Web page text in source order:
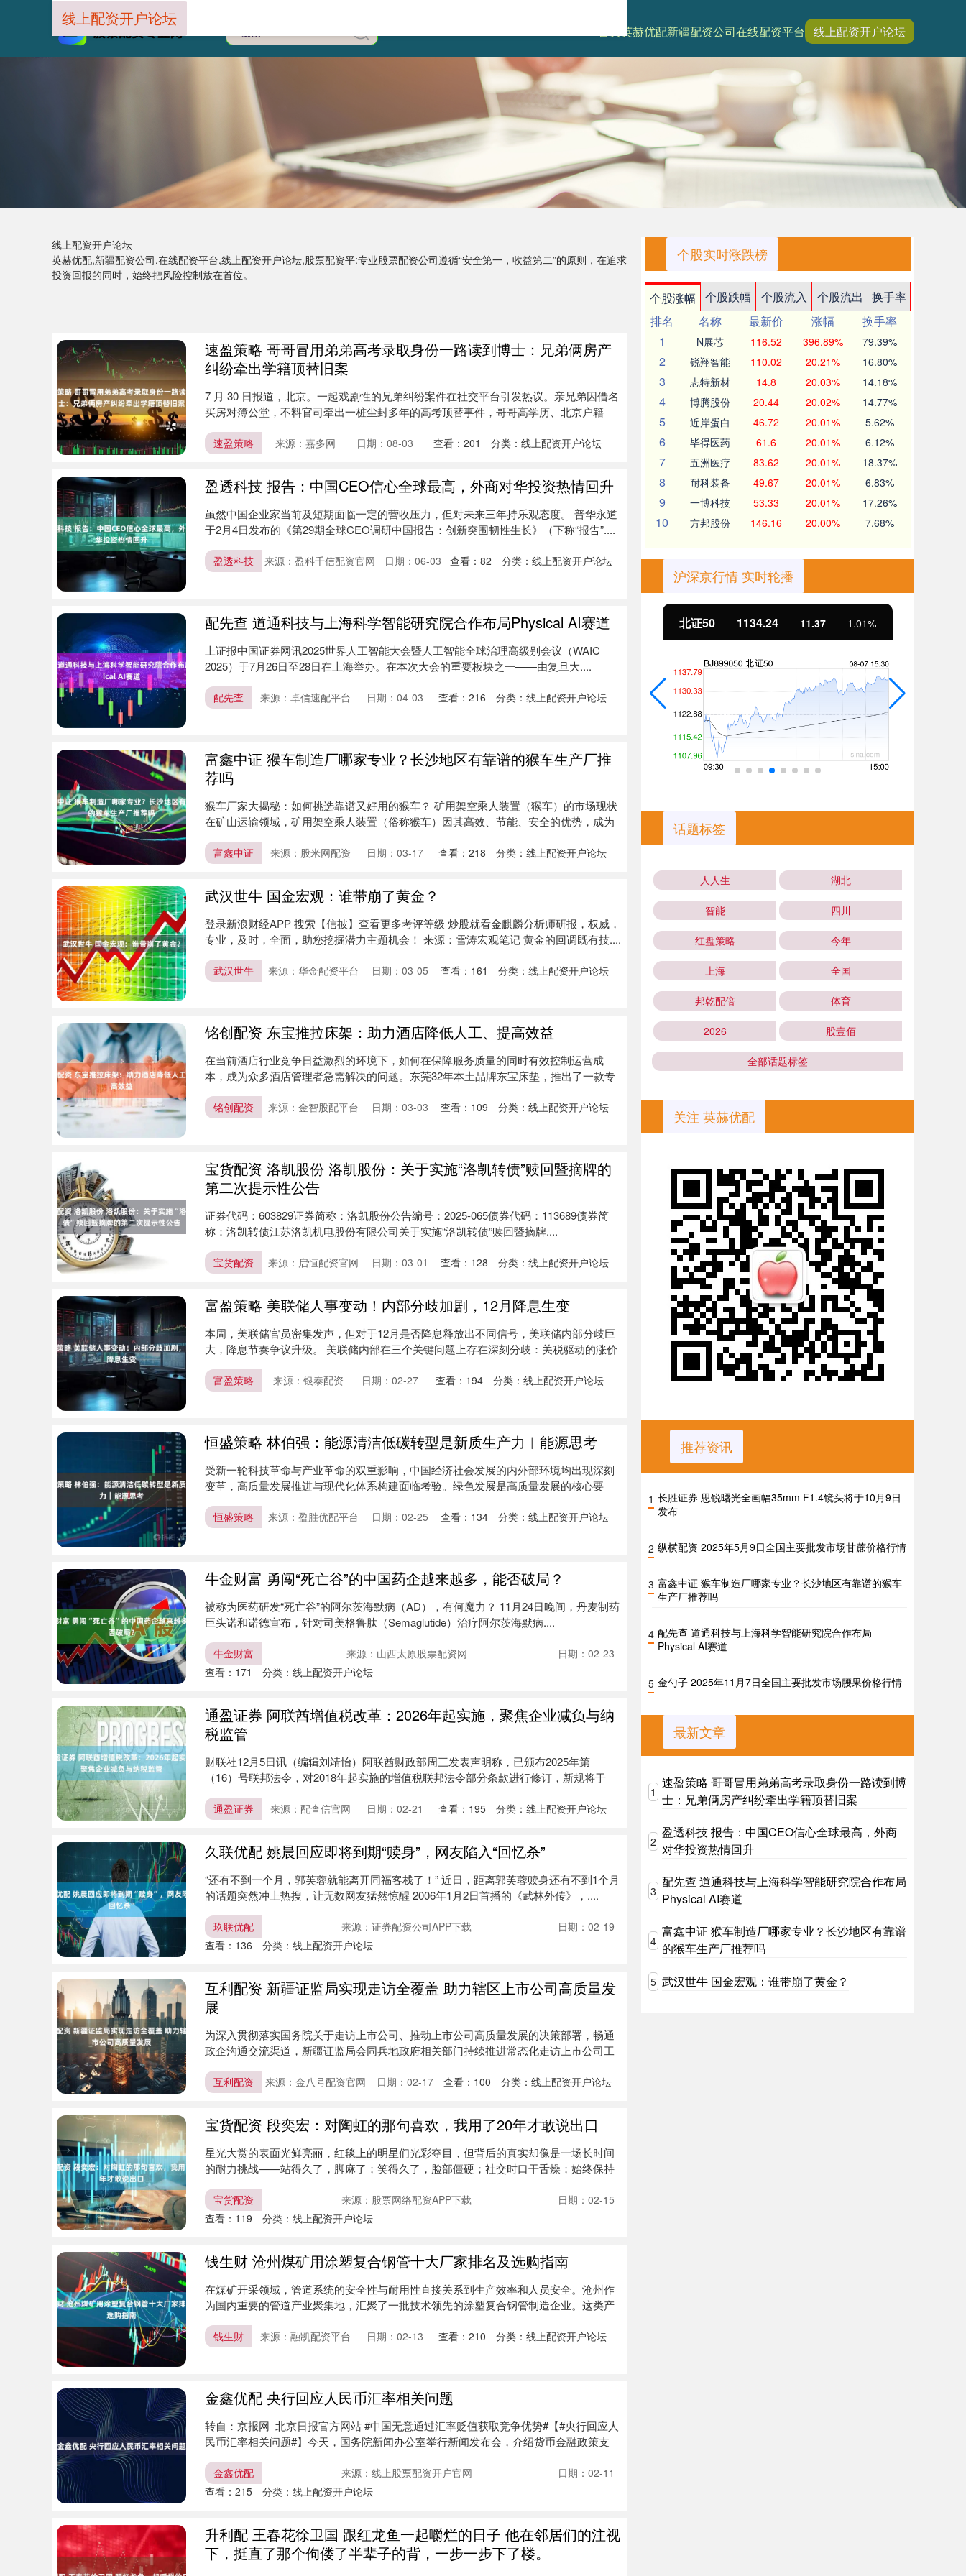
英赫优配新疆配资公司在线配资平台 线上配资开户论坛
线上配资开户论坛
英赫优配,新疆配资公司,在线配资平台,线上配资开户论坛,股票配资平:专业股票配资公司遵循“安全第一，收益第二”的原则，在追求
投资回报的同时，始终把风险控制放在首位。
线上配资开户论坛
速盈策略 哥哥冒用弟弟高考录取身份一路读到博士：兄弟俩房产
纠纷牵出学籍顶替旧案
7 月 30 日报道，北京。一起戏剧性的兄弟纠纷案件在社交平台引发热议。亲兄弟因借名
买房对簿公堂，不料官司牵出一桩尘封多年的高考顶替事件，哥哥高学历、北京户籍
速盈策略 来源：嘉多网 日期：08-03 查看： 201 分类： 线上配资开户论坛
盈透科技 报告：中国CEO信心全球最高，外商对华投资热情回升
虽然中国企业家当前及短期面临一定的营收压力，但对未来三年持乐观态度。 普华永道
于2月4日发布的《第29期全球CEO调研中国报告：创新突围韧性生长》（下称“报告”....
盈透科技 来源：盈科千信配资官网 日期：06-03 查看：82 分类：线上配资开户论坛
配先查 道通科技与上海科学智能研究院合作布局Physical AI赛道
上证报中国证券网讯2025世界人工智能大会暨人工智能全球治理高级别会议（WAIC
2025）于7月26日至28日在上海举办。在本次大会的重要板块之一——由复旦大....
配先查 来源：卓信速配平台 日期：04-03 查看： 216 分类： 线上配资开户论坛
富鑫中证 猴车制造厂哪家专业？长沙地区有靠谱的猴车生产厂推
荐吗
猴车厂家大揭秘：如何挑选靠谱又好用的猴车？ 矿用架空乘人装置（猴车）的市场现状
在矿山运输领域，矿用架空乘人装置（俗称猴车）因其高效、节能、安全的优势，成为
富鑫中证 来源：股米网配资 日期：03-17 查看： 218 分类： 线上配资开户论坛
武汉世牛 国金宏观：谁带崩了黄金？
登录新浪财经APP 搜索【信披】查看更多考评等级 炒股就看金麒麟分析师研报，权威，
专业，及时，全面，助您挖掘潜力主题机会！ 来源：雪涛宏观笔记 黄金的回调既有技....
武汉世牛 来源：华金配资平台 日期：03-05 查看： 161 分类：线上配资开户论坛
铭创配资 东宝推拉床架：助力酒店降低人工、提高效益
在当前酒店行业竞争日益激烈的环境下，如何在保障服务质量的同时有效控制运营成
本，成为众多酒店管理者急需解决的问题。东莞32年本土品牌东宝床垫，推出了一款专
铭创配资 来源：金智股配平台 日期：03-03 查看： 109 分类：线上配资开户论坛
宝货配资 洛凯股份 洛凯股份：关于实施“洛凯转债”赎回暨摘牌的
第二次提示性公告
证券代码：603829证券简称：洛凯股份公告编号：2025-065债券代码：113689债券简
称：洛凯转债江苏洛凯机电股份有限公司关于实施“洛凯转债”赎回暨摘牌....
宝货配资 来源：启恒配资官网 日期：03-01 查看： 128 分类：线上配资开户论坛
富盈策略 美联储人事变动！内部分歧加剧，12月降息生变
本周，美联储官员密集发声，但对于12月是否降息释放出不同信号，美联储内部分歧巨
大，降息节奏争议升级。 美联储内部在三个关键问题上存在深刻分歧：关税驱动的涨价
富盈策略 来源：银泰配资 日期：02-27 查看： 194 分类：线上配资开户论坛
恒盛策略 林伯强：能源清洁低碳转型是新质生产力︱能源思考
受新一轮科技革命与产业革命的双重影响，中国经济社会发展的内外部环境均出现深刻
变革，高质量发展推进与现代化体系构建面临考验。绿色发展是高质量发展的核心要
恒盛策略 来源：盈胜优配平台 日期：02-25 查看： 134 分类：线上配资开户论坛
牛金财富 勇闯“死亡谷”的中国药企越来越多，能否破局？
被称为医药研发“死亡谷”的阿尔茨海默病（AD），有何魔力？ 11月24日晚间，丹麦制药
巨头诺和诺德宣布，针对司美格鲁肽（Semaglutide）治疗阿尔茨海默病....
牛金财富 来源：山西太原股票配资网
日期：02-23
查看： 171 分类： 线上配资开户论坛
通盈证券 阿联酋增值税改革：2026年起实施，聚焦企业减负与纳
税监管
财联社12月5日讯（编辑刘靖怡）阿联酋财政部周三发表声明称，已颁布2025年第
（16）号联邦法令，对2018年起实施的增值税联邦法令部分条款进行修订，新规将于
通盈证券 来源：配查信官网 日期：02-21 查看： 195 分类： 线上配资开户论坛
久联优配 姚晨回应即将到期“赎身”，网友陷入“回忆杀”
“还有不到一个月，郭芙蓉就能离开同福客栈了！” 近日，距离郭芙蓉赎身还有不到1个月
的话题突然冲上热搜，让无数网友猛然惊醒 2006年1月2日首播的《武林外传》，....
玖联优配 来源：证券配资公司APP下载
日期：02-19
查看： 136 分类： 线上配资开户论坛
互利配资 新疆证监局实现走访全覆盖 助力辖区上市公司高质量发
展
为深入贯彻落实国务院关于走访上市公司、推动上市公司高质量发展的决策部署，畅通
政企沟通交流渠道，新疆证监局会同兵地政府相关部门持续推进常态化走访上市公司工
互利配资 来源：金八号配资官网 日期：02-17 查看： 100 分类： 线上配资开户论坛
宝货配资 段奕宏：对陶虹的那句喜欢，我用了20年才敢说出口
星光大赏的表面光鲜亮丽，红毯上的明星们光彩夺目，但背后的真实却像是一场长时间
的耐力挑战——站得久了，脚麻了；笑得久了，脸部僵硬；社交时口干舌燥；始终保持
宝货配资 来源：股票网络配资APP下载
日期：02-15
查看： 119 分类： 线上配资开户论坛
钱生财 沧州煤矿用涂塑复合钢管十大厂家排名及选购指南
在煤矿开采领域，管道系统的安全性与耐用性直接关系到生产效率和人员安全。沧州作
为国内重要的管道产业聚集地，汇聚了一批技术领先的涂塑复合钢管制造企业。这类产
钱生财 来源：融凯配资平台 日期：02-13 查看： 210 分类： 线上配资开户论坛
金鑫优配 央行回应人民币汇率相关问题
转自：京报网_北京日报官方网站 #中国无意通过汇率贬值获取竞争优势#【#央行回应人
民币汇率相关问题#】今天，国务院新闻办公室举行新闻发布会，介绍货币金融政策支
金鑫优配 来源：线上股票配资开户官网
日期：02-11
查看： 215 分类： 线上配资开户论坛
升利配 王春花徐卫国 跟红龙鱼一起嚼烂的日子 他在邻居们的注视
下，挺直了那个佝偻了半辈子的背，一步一步下了楼。
个股实时涨跌榜
个股涨幅 个股跌幅 个股流入 个股流出
换手率
排名
名称 最新价 涨幅
换手率
1
N展芯 116.52 396.89% 79.39%
2 锐翔智能 110.02 20.21% 16.80%
3 志特新材 14.8 20.03% 14.18%
4 博腾股份 20.44 20.02% 14.77%
5 近岸蛋白 46.72 20.01% 5.62%
6 毕得医药 61.6 20.01% 6.12%
7 五洲医疗 83.62 20.01% 18.37%
8 耐科装备 49.67 20.01% 6.83%
9 一博科技 53.33 20.01% 17.26%
10 方邦股份 146.16 20.00% 7.68%
沪深京行情 实时轮播
1.02% 深证成指 14311.01 200.89 1.42% 沪深300 4694.44 43.13 0.93% 北证50 1134.24 11.37 1.01%
话题标签
人人生 湖北
智能 四川
红盘策略 今年
上海 全国
邦乾配倍 体育
2026 股壹佰
全部话题标签
关注 英赫优配
推荐资讯
1 长胜证券 思锐曙光全画幅35mm F1.4镜头将于10月9日
发布
2 纵横配资 2025年5月9日全国主要批发市场甘蔗价格行情
3 富鑫中证 猴车制造厂哪家专业？长沙地区有靠谱的猴车
生产厂推荐吗
4 配先查 道通科技与上海科学智能研究院合作布局
Physical AI赛道
5 金勺子 2025年11月7日全国主要批发市场腰果价格行情
最新文章
1
速盈策略 哥哥冒用弟弟高考录取身份一路读到博
士：兄弟俩房产纠纷牵出学籍顶替旧案
2
盈透科技 报告：中国CEO信心全球最高，外商
对华投资热情回升
3
配先查 道通科技与上海科学智能研究院合作布局
Physical AI赛道
4
富鑫中证 猴车制造厂哪家专业？长沙地区有靠谱
的猴车生产厂推荐吗
5 武汉世牛 国金宏观：谁带崩了黄金？